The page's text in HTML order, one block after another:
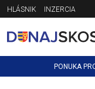
Jump
to
navigation
HLÁSNIK INZERCIA
PONUKA